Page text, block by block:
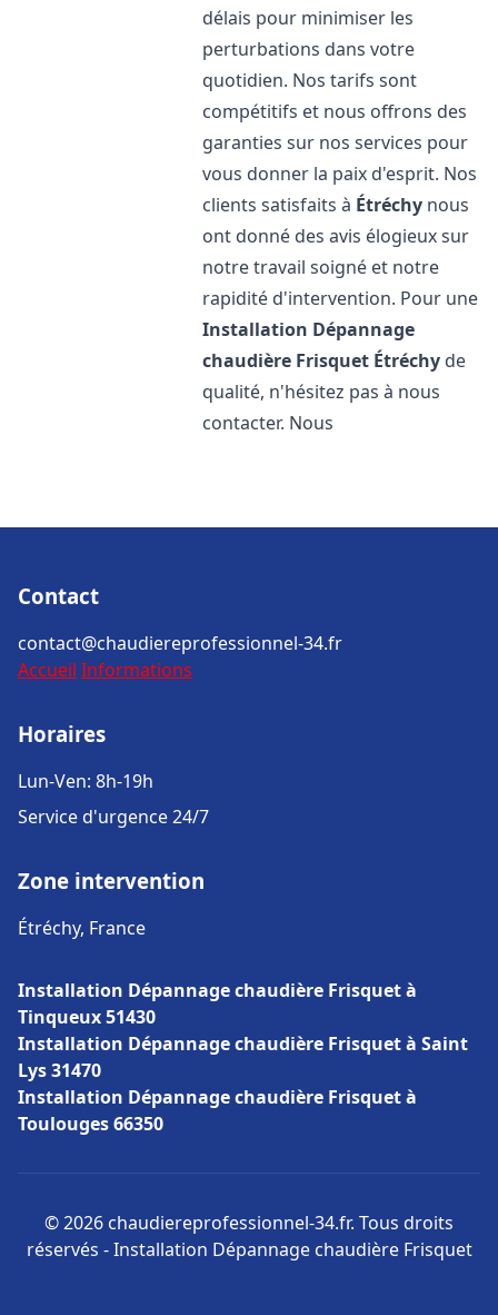
délais pour minimiser les
perturbations dans votre
quotidien. Nos tarifs sont
compétitifs et nous offrons des
garanties sur nos services pour
vous donner la paix d'esprit. Nos
clients satisfaits à Étréchy nous
ont donné des avis élogieux sur
notre travail soigné et notre
rapidité d'intervention. Pour une
Installation Dépannage
chaudière Frisquet Étréchy de
qualité, n'hésitez pas à nous
contacter. Nous
Contact
contact@chaudiereprofessionnel-34.fr
Accueil Informations
Horaires
Lun-Ven: 8h-19h
Service d'urgence 24/7
Zone intervention
Étréchy, France
Installation Dépannage chaudière Frisquet à
Tinqueux 51430
Installation Dépannage chaudière Frisquet à Saint
Lys 31470
Installation Dépannage chaudière Frisquet à
Toulouges 66350
© 2026 chaudiereprofessionnel-34.fr. Tous droits
réservés - Installation Dépannage chaudière Frisquet